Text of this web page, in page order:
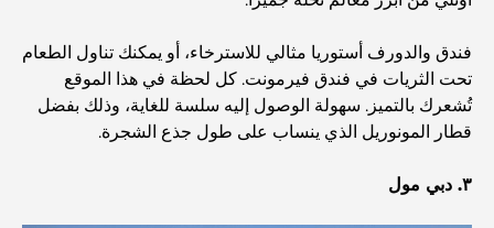
أغلى مدارس جيمس في دبي: دليل شامل للآباء
أفضل المدارس القريبة من داماك هيلز 2: دليل للعائلات
فندق والدورف أستوريا مثالي للاسترخاء، أو يمكنك تناول الطعام
تحت الثريات في فندق فيرمونت. كل لحظة في هذا الموقع
تُشعرك بالتميز. سهولة الوصول إليه سلسة للغاية، وذلك بفضل
قطار المونوريل الذي ينساب على طول جذع الشجرة.
٣. دبي مول